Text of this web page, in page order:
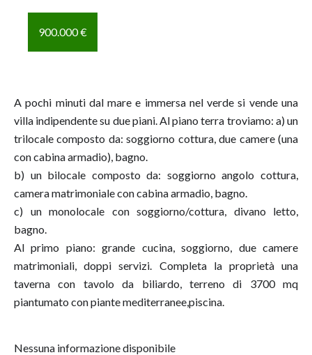
900.000 €
A pochi minuti dal mare e immersa nel verde si vende una
villa indipendente su due piani. Al piano terra troviamo: a) un
trilocale composto da: soggiorno cottura, due camere (una
con cabina armadio), bagno.
b) un bilocale composto da: soggiorno angolo cottura,
camera matrimoniale con cabina armadio, bagno.
c) un monolocale con soggiorno/cottura, divano letto,
bagno.
Al primo piano: grande cucina, soggiorno, due camere
matrimoniali, doppi servizi. Completa la proprietà una
taverna con tavolo da biliardo, terreno di 3700 mq
piantumato con piante mediterranee,piscina.
Nessuna informazione disponibile